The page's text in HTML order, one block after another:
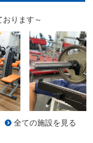
ります～
全ての施設を見る